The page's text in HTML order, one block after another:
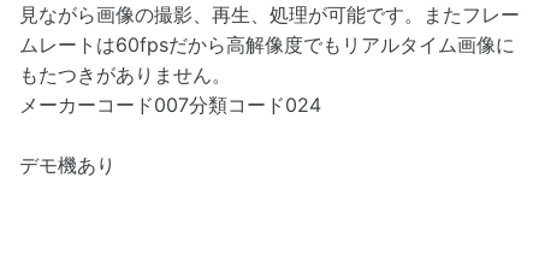
見ながら画像の撮影、再生、処理が可能です。またフレー
ムレートは60fpsだから高解像度でもリアルタイム画像に
もたつきがありません。
メーカーコード007分類コード024
デモ機あり